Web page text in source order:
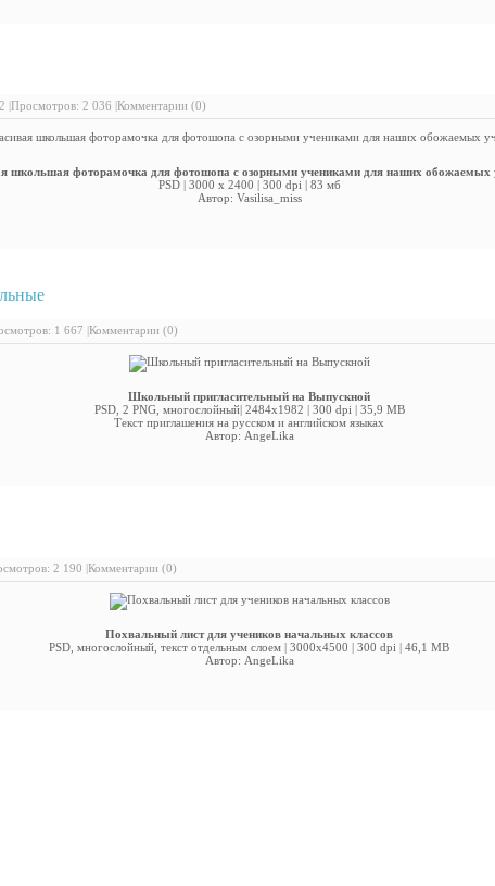
|Просмотров: 2 036 |Комментарии (0)
школьшая фоторамочка для фотошопа с озорными учениками для наших обожаемых
PSD | 3000 х 2400 | 300 dpi | 83 мб
Автор: Vasilisa_miss
1 667 |Комментарии (0)
Школьный пригласительный на Выпускной
PSD, 2 PNG, многослойный| 2484x1982 | 300 dpi | 35,9 MB
Текст приглашения на русском и английском языках
Автор: AngeLika
2 190 |Комментарии (0)
Похвальный лист для учеников начальных классов
PSD, многослойный, текст отдельным слоем | 3000x4500 | 300 dpi | 46,1 MB
Автор: AngeLika